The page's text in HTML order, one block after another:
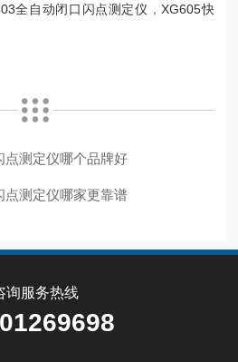
全自动闭口闪点测定仪 ，XG605快
点测定仪哪个品牌好
点测定仪哪家更靠谱
询服务热线